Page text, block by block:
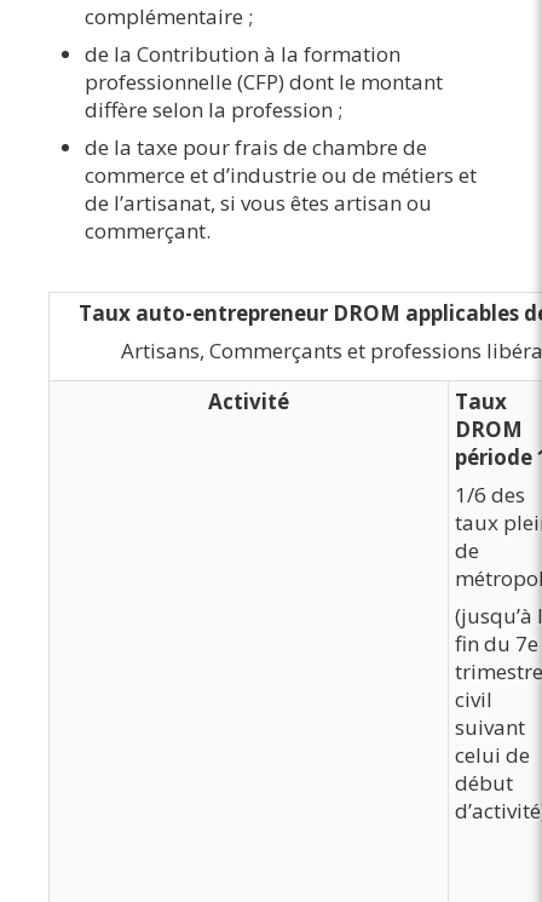
complémentaire ;
de la Contribution à la formation
professionnelle (CFP) dont le montant
diffère selon la profession ;
de la taxe pour frais de chambre de
commerce et d’industrie ou de métiers et
de l’artisanat, si vous êtes artisan ou
commerçant.
Taux auto-entrepreneur DROM applicables
Artisans, Commerçants et professions
Activité
Taux
DROM
période
1/6 des
taux
de
(jusqu’à
fin du 7e
trimestre
civil
suivant
celui de
début